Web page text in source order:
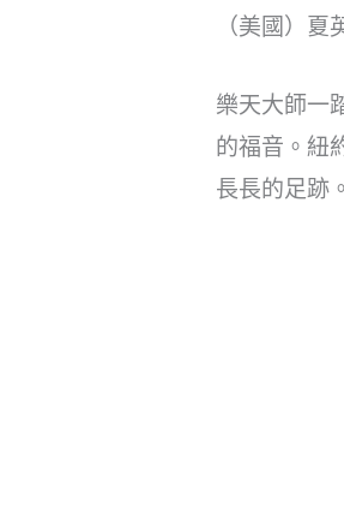
（美國）夏
樂天大師一
的福音。紐
長長的足跡。